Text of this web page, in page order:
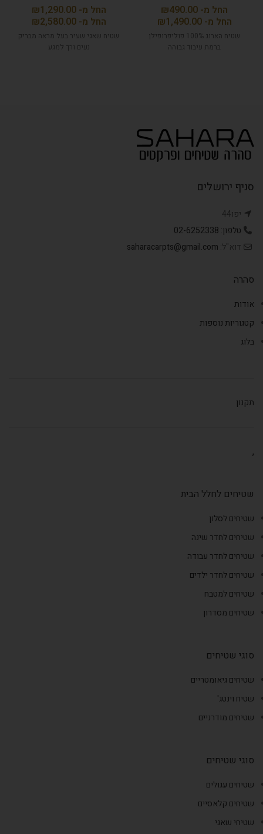
₪
₪
שטיח הארוג 100% פוליפרופילן
ברמת עיבוד גבוהה
₪
₪
שטיח שאגי שעיר בעל מראה מבריק
נעים ורך למגע
סניף ירושלים
יפו44
טלפון: 02-6252338
דוא"ל: saharacarpts@gmail.com
סהרה
אודות
קטגוריות נוספות
בלוג
תקנון
,
שטיחים לחלל הבית
שטיחים לסלון
שטיחים לחדר שינה
שטיחים לחדר עבודה
שטיחים לחדר ילדים
שטיחים למטבח
שטיחים מסדרון
סוגי שטיחים
שטיחים גיאומטריים
שטיח וינטג'
שטיחים מודרניים
סוגי שטיחים
שטיחים עגולים
שטיחים קלאסיים
שטיחי שאגי